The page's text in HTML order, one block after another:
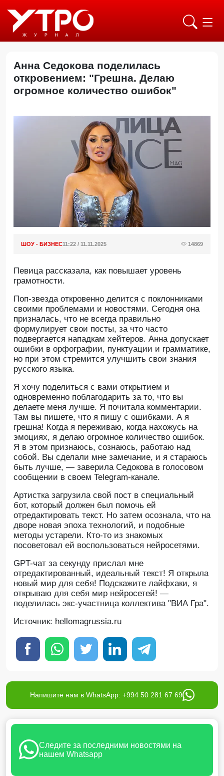
Анна Седокова поделилась
откровением: "Грешна. Делаю
огромное количество ошибок"
ШОУ - БИЗНЕС11:22 / 11.11.2025 14869
Певица рассказала, как повышает уровень
грамотности.
Поп-звезда откровенно делится с поклонниками
своими проблемами и новостями. Сегодня она
призналась, что не всегда правильно
формулирует свои посты, за что часто
подвергается нападкам хейтеров. Анна допускает
ошибки в орфографии, пунктуации и грамматике,
но при этом стремится улучшить свои знания
русского языка.
Я хочу поделиться с вами открытием и
одновременно поблагодарить за то, что вы
делаете меня лучше. Я почитала комментарии.
Там вы пишете, что я пишу с ошибками. А я
грешна! Когда я переживаю, когда нахожусь на
эмоциях, я делаю огромное количество ошибок.
Я в этом признаюсь, сознаюсь, работаю над
собой. Вы сделали мне замечание, и я стараюсь
быть лучше, — заверила Седокова в голосовом
сообщении в своем Telegram-канале.
Артистка загрузила свой пост в специальный
бот, который должен был помочь ей
отредактировать текст. Но затем осознала, что на
дворе новая эпоха технологий, и подобные
методы устарели. Кто-то из знакомых
посоветовал ей воспользоваться нейросетями.
GPT-чат за секунду прислал мне
отредактированный, идеальный текст! Я открыла
новый мир для себя! Подскажите лайфхаки, я
открываю для себя мир нейросетей! —
поделилась экс-участница коллектива "ВИА Гра".
Источник: hellomagrussia.ru
Напишите нам в WhatsApp: +994 50 281 67 69
Следите за последними новостями на
нашем Whatsapp